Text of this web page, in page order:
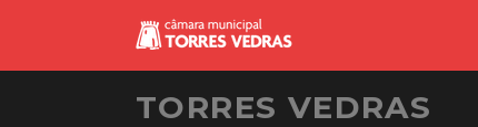
TORRES VEDRAS